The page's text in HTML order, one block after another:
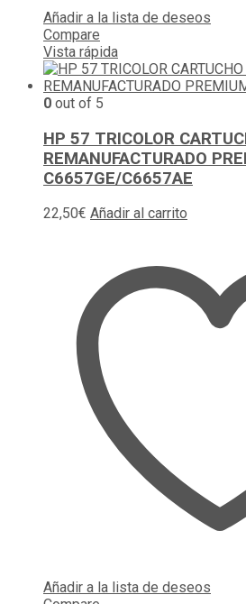
Añadir a la lista de deseos
Compare
Vista rápida
0 out of 5
HP 57 TRICOLOR
REMANUFACTURADO
C6657GE/C6657AE
22,50€ Añadir al carrito
Añadir a la lista de deseos